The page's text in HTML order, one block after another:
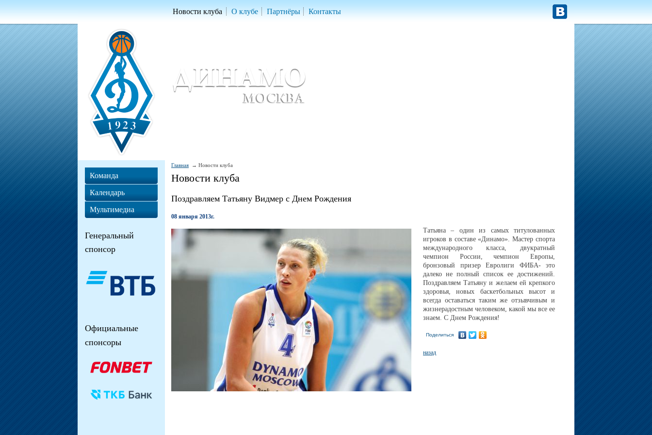
Новости клуба О клубе Партнёры Контакты
Главная Новости клуба
Новости клуба
Поздравляем Татьяну Видмер с Днем Рождения
08 января 2013г.
Татьяна – один из самых титулованных
игроков в составе «Динамо». Мастер спорта
международного класса, двукратный
чемпион России, чемпион Европы,
бронзовый призер Евролиги ФИБА- это
далеко не полный список ее достижений.
Поздравляем Татьяну и желаем ей крепкого
здоровья, новых баскетбольных высот и
всегда оставаться таким же отзывчивым и
жизнерадостным человеком, какой мы все ее
знаем. С Днем Рождения!
Поделиться
назад
Команда
Календарь
Мультимедиа
Генеральный
спонсор
Официальные
спонсоры